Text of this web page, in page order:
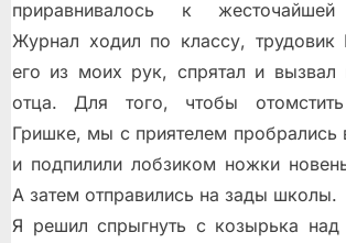
приравнивалось к жесточайшей
Журнал ходил по классу, трудовик
его из моих рук, спрятал и
отца. Для того, чтобы отомстить
Гришке, мы с приятелем пробрались
и подпилили лобзиком ножки
А затем отправились на зады школы.
Я решил спрыгнуть с козырька